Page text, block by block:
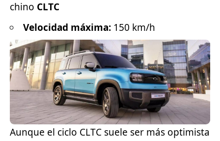
chino CLTC
Velocidad máxima: 150 km/h
Aunque el ciclo CLTC suele ser más optimista